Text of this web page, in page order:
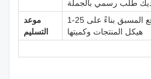
موعد
التسليم
1-25 يومًا بعد الطلب مع الدفع المسبق بناءً على
هيكل المنتجات وكميتها